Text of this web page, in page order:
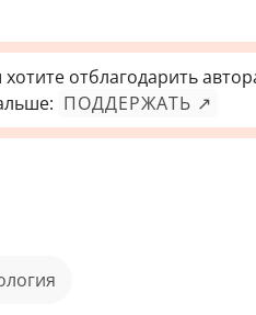
отблагодарить
ПОДДЕРЖАТЬ ↗